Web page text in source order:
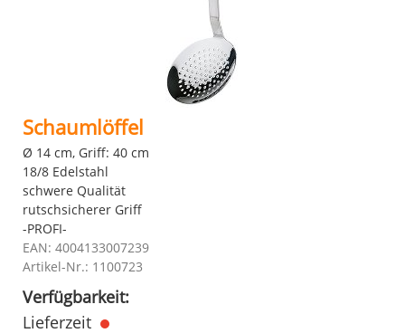
Schaumlöffel
Ø 14 cm, Griff: 40 cm
18/8 Edelstahl
schwere Qualität
rutschsicherer Griff
-PROFI-
EAN: 4004133007239
Artikel-Nr.: 1100723
Verfügbarkeit:
Lieferzeit